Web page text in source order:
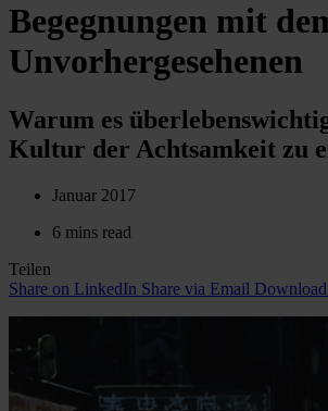
Begegnungen mit
Unvorhergesehenen
Warum es
Kultur der Achtsamkeit zu
Januar 2017
6 mins read
Teilen
Share on LinkedIn Share via Email